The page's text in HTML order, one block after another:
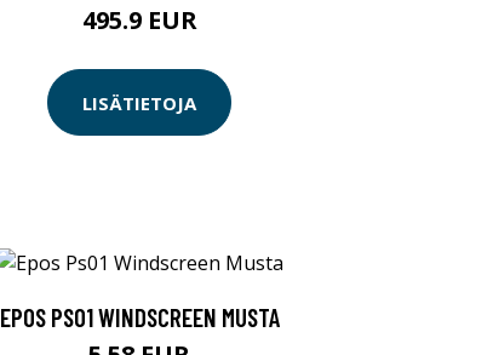
495.9 EUR
LISÄTIETOJA
EPOS PS01 WINDSCREEN MUSTA